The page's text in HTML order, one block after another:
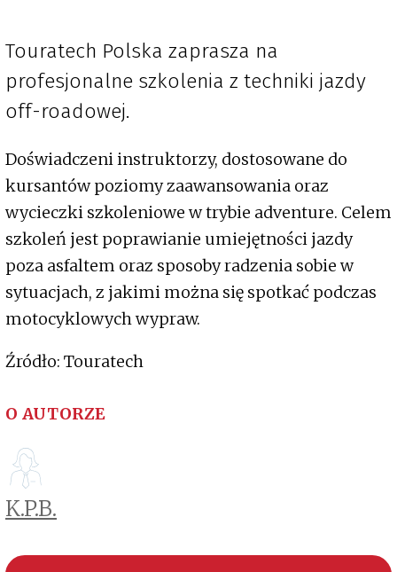
Touratech Polska zaprasza na
profesjonalne szkolenia z techniki jazdy
off-roadowej.
Doświadczeni instruktorzy, dostosowane do
kursantów poziomy zaawansowania oraz
wycieczki szkoleniowe w trybie adventure. Celem
szkoleń jest poprawianie umiejętności jazdy
poza asfaltem oraz sposoby radzenia sobie w
sytuacjach, z jakimi można się spotkać podczas
motocyklowych wypraw.
Źródło: Touratech
O AUTORZE
K.P.B.